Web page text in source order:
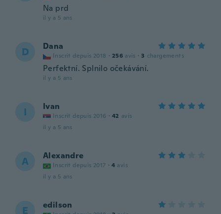
Na prd
il y a 5 ans
D Dana
Inscrit depuis 2018 · 256 avis · 3 chargements
Perfektní. Splnilo očekávání.
il y a 5 ans
I Ivan
Inscrit depuis 2016 · 42 avis
il y a 5 ans
A Alexandre
Inscrit depuis 2017 · 4 avis
il y a 5 ans
E edilson